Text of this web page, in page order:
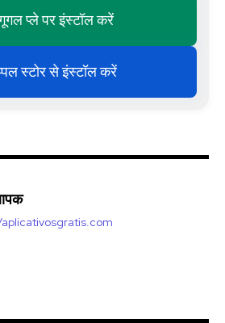
प्ले पर इंस्टॉल करें
स्टोर से इंस्टॉल करें